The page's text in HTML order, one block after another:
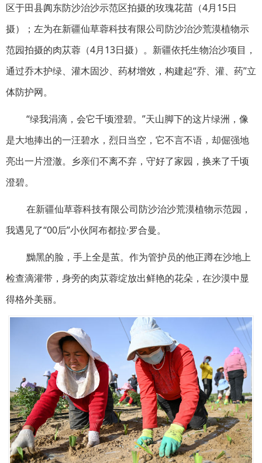
区于田县阗东防沙治沙示范区拍摄的玫瑰花苗（4月15日
摄）；左为在新疆仙草蓉科技有限公司防沙治沙荒漠植物示
范园拍摄的肉苁蓉（4月13日摄）。新疆依托生物治沙项目，
通过乔木护绿、灌木固沙、药材增效，构建起“乔、灌、药”立
体防护网。
“绿我涓滴，会它千顷澄碧。”天山脚下的这片绿洲，像
是大地捧出的一汪碧水，烈日当空，它不言不语，却倔强地
亮出一片澄澈。乡亲们不离不弃，守好了家园，换来了千顷
澄碧。
在新疆仙草蓉科技有限公司防沙治沙荒漠植物示范园，
我遇见了“00后”小伙阿布都拉·罗合曼。
黝黑的脸，手上全是茧。作为管护员的他正蹲在沙地上
检查滴灌带，身旁的肉苁蓉绽放出鲜艳的花朵，在沙漠中显
得格外美丽。